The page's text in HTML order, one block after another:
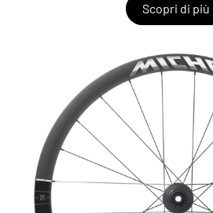
Scopri di più